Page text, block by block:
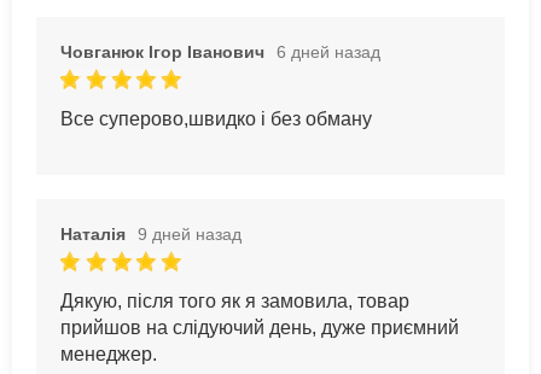
Човганюк Ігор Іванович 6 дней назад
Все суперово,швидко і без обману
Наталія 9 дней назад
Дякую, після того як я замовила, товар
прийшов на слідуючий день, дуже приємний
менеджер.